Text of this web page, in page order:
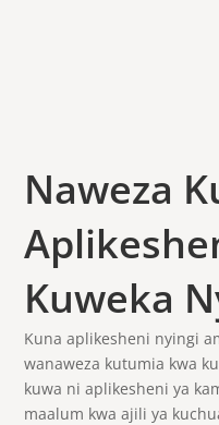
Naweza
Kuweka
Kuna aplikesheni nyingi
wanaweza kutumia kwa
kuwa ni aplikesheni ya
maalum kwa ajili ya